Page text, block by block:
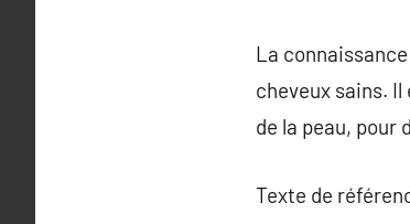
La
cheveux sains.
de la peau, pour
Texte de